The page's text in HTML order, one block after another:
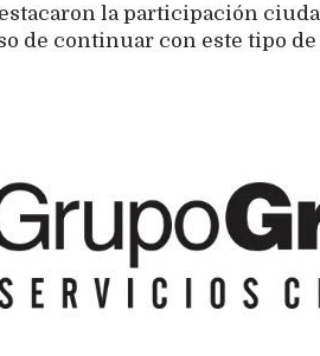
la participación
de continuar con este tipo